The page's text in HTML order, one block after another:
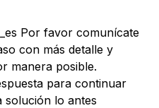
Por favor comunícate
con más detalle y
manera posible.
para continuar
solución lo antes